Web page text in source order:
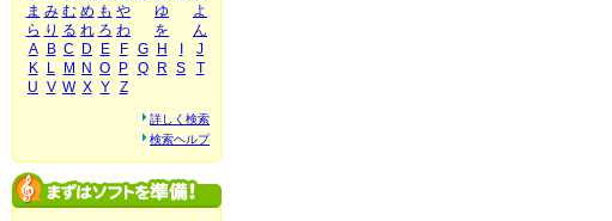
ま み む め も や ゆ
よ
ら り る れ ろ わ を
ん
A
B C D E F G H
J
K
L M N O P Q R S
T
U V W X Y Z
詳しく検索
検索ヘルプ